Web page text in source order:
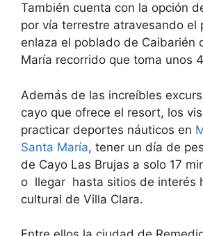
También cuenta con la opción
por vía terrestre atravesando el
enlaza el poblado de Caibarién
María recorrido que toma unos
Además de las increíbles
cayo que ofrece el resort, los
practicar deportes náuticos en
Santa María, tener un día de
de Cayo Las Brujas a solo 17
o llegar hasta sitios de interés
cultural de Villa Clara.